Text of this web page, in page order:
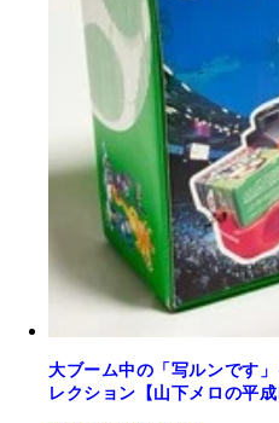
大ブーム中の「写ルンです
レクション【山下メロの平成